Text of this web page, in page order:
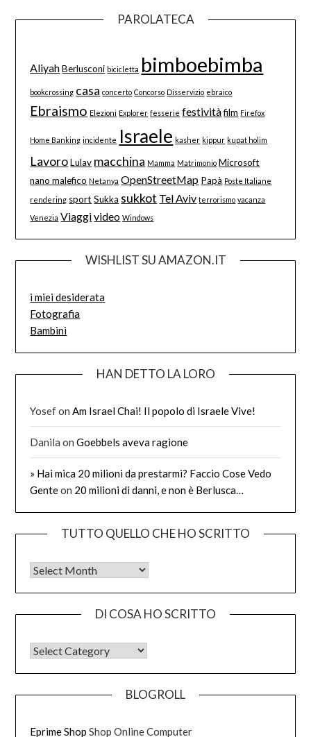
PAROLATECA
Aliyah Berlusconi bicicletta bimboebimba
bookcrossing casa concerto Concorso Disservizio ebraico
Ebraismo Elezioni Explorer fesserie festività film Firefox
Home Banking incidente Israele kasher kippur kupat holim
Lavoro Lulav macchina Mamma Matrimonio Microsoft
nano malefico Netanya OpenStreetMap Papà Poste Italiane
rendering sport Sukka sukkot Tel Aviv terrorismo vacanza
Venezia Viaggivideo Windows
WISHLIST SU AMAZON.IT
i miei desiderata
Fotografia
Bambini
HAN DETTO LA LORO
Yosefon Am Israel Chai! Il popolo di Israele Vive!
Danila onGoebbels aveva ragione
» Hai mica 20 milioni da prestarmi? Faccio Cose Vedo
Genteon 20 milioni di danni, e non è Berlusca…
TUTTO QUELLO CHE HO SCRITTO
Tutto quello che ho scritto
DI COSA HO SCRITTO
DI COSA HO SCRITTO
BLOGROLL
Eprime Shop Shop Online Computer